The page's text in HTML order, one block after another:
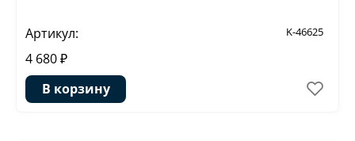
Артикул: K-46625
4 680 ₽
В корзину